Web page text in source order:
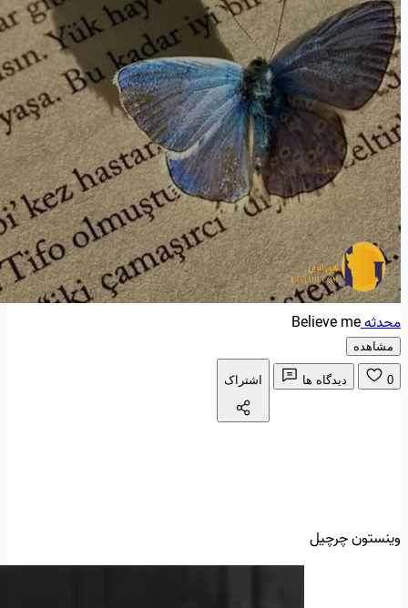
محدثهBelieve me
مشاهده
0 دیدگاه ها اشتراک
وینستون چرچیل